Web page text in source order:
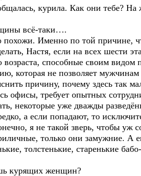
курила. Как они тебе?
всё-таки….
Именно по той причине,
Настя, если на всех шести
возраста, способные своим
которая не позволяет
причину, почему здесь так
офисы, требует опытных
некоторые уже дважды
а если попадают, то
я не такой зверь, чтобы
только они замужние. А
толстенькие, старенькие
курящих женщин?